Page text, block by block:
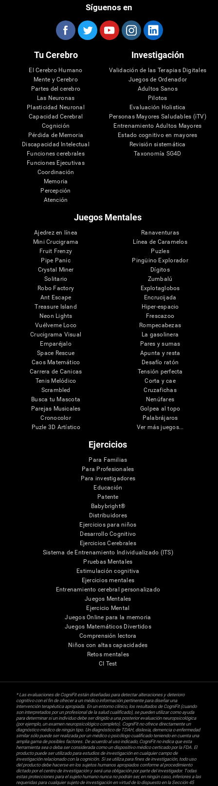
Síguenos en
Tu Cerebro
El Cerebro Humano
Mente y Cerebro
Partes del cerebro
Las Neuronas
Plasticidad Neuronal
Capacidad Cerebral
Cognición
Pérdida de Memoria
Discapacidad Intelectual
Funciones cerebrales
Funciones Ejecutivas
Coordinación
Memoria
Percepción
Atención
Investigación
Validación de las Terapias Digitales
Juegos de Ordenador
Adultos Sanos
Pilotos
Evaluación Holistica
Personas Mayores Saludables (iTV)
Entrenamiento Adultos Mayores
Estado cognitivo en mayores
Revisión sistemática
Taxonomía SG4D
Juegos Mentales
Ajedrez en línea
Mini Crucigrama
Fruit Frenzy
Pipe Panic
Crystal Miner
Solitario
Robo Factory
Ant Escape
Treasure Island
Neon Lights
Vuélveme Loco
Crucigrama Visual
Emparéjalo
Space Rescue
Caos Matemático
Carrera de Canicas
Tenis Melódico
Scrambled
Busca tu Mascota
Parejas Musicales
Cronocolor
Puzle 3D Artístico
Ranaventuras
Línea de Caramelos
Puzles
Pingüino Explorador
Dígitos
Zumbalú
Explotaglobos
Encrucijada
Hiper-espacio
Frescazoo
Rompecabezas
La gasolinera
Pares y sumas
Apunta y resta
Desafío ratón
Tensión perfecta
Corta y cae
Cruzafichas
Nenúfares
Golpea al topo
Palabrájaros
Ver más juegos...
Ejercicios
Para Familias
Para Profesionales
Para investigadores
Educación
Patente
Babybright®
Distribuidores
Ejercicios para niños
Desarrollo Cognitivo
Ejercicios Cerebrales
Sistema de Entrenamiento Individualizado (ITS)
Pruebas Mentales
Estimulación cognitiva
Ejercicios mentales
Entrenamiento cerebral personalizado
Juegos Mentales
Ejercicio Mental
Juegos Online para la memoria
Juegos Matemáticos Divertidos
Comprensión lectora
Niños con altas capacidades
Retos mentales
CI Test
* Las evaluaciones de CogniFit están diseñadas para detectar alteraciones y deterioro
cognitivo con el fin de ofrecer a un médico información pertinente para diseñar una
intervención terapéutica apropiada. En un entorno clínico, los resultados de CogniFit (cuando
son interpretados por un profesional de la salud cualificado), se pueden utilizar como ayuda
para determinar si un individuo debe ser dirigido a una posterior evaluación neuropsicológica
(por ejemplo, un examen neuropsicológico completo). CogniFit no ofrece directamente un
diagnóstico médico de ningún tipo. Un diagnóstico de TDAH, dislexia, demencia o enfermedad
similar sólo puede ser realizada por un médico o psicólogo cualificado teniendo en cuenta una
amplia gama de posibles factores. De acuerdo al uso indicado, CogniFit no indica que esta
herramienta sea o deba ser considerada como un dispositivo médico certicado por la FDA. El
producto puede ser utilizado para estudios de investigación en cualquier campo de
investigación relacionado con la cognición. Si se utiliza para fines de investigación, todo uso
del producto debe hacerse en los sujetos humanos apropiados conforme al procedimiento
dictado por el centro de investigación y será una obligación por parte del investigador. Todas
estas protecciones para el sujeto humano nunca no podrán ser, en ningún caso, inferiores a las
requeridas para cualquier sujeto de investigación en virtud de lo dispuesto en la Sección 45